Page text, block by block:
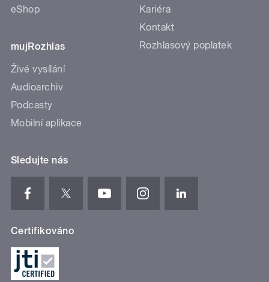
eShop
mujRozhlas
Živé vysílání
Audioarchiv
Podcasty
Mobilní aplikace
Kariéra
Kontakt
Rozhlasový poplatek
Sledujte nás
Certifikováno